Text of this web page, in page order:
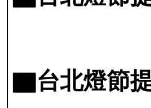
▇台北燈節